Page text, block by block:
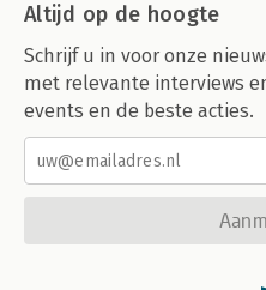
Altijd op de hoogte
Schrijf u in voor onze
met relevante interviews
events en de beste acties.